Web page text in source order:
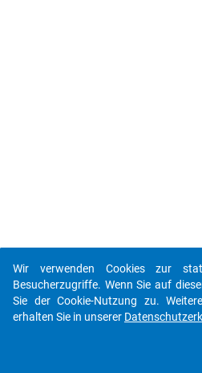
Kennen Sie Publikationen, die auf
Datenpakete entstanden sind?
bitte mit...
Wir verwenden Cookies zur
Besucherzugriffe. Wenn Sie auf
Sie der Cookie-Nutzung zu.
erhalten Sie in unserer